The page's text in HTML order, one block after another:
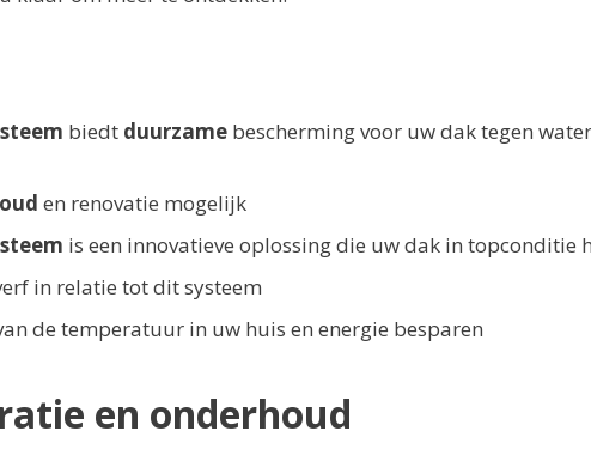
biedt duurzame bescherming voor uw dak tegen
en renovatie mogelijk
is een innovatieve oplossing die uw dak in topconditie
in relatie tot dit systeem
de temperatuur in uw huis en energie besparen
en onderhoud